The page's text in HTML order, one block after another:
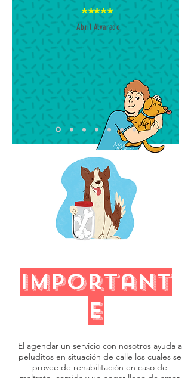
*****
Abril Alvarado
important
e
El agendar un servicio con nosotros ayuda a
peluditos en situación de calle los cuales se
provee de rehabilitación en caso de